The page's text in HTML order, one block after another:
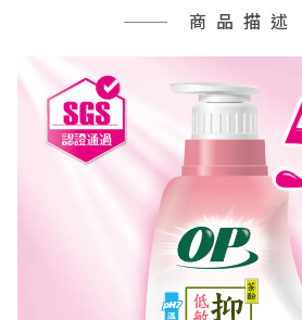
商品描述